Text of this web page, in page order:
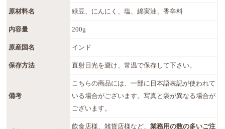
原材料名 緑豆、にんにく、塩、綿実油、香辛料
内容量 200g
原産国名 インド
保存方法 直射日光を避け、常温で保存して下さい。
備考
こちらの商品には、一部に日本語表記が使われて
いる場合がございます。写真と袋が異なる場合が
ございます。
飲食店様、雑貨店様など、業務用の数の多いご注